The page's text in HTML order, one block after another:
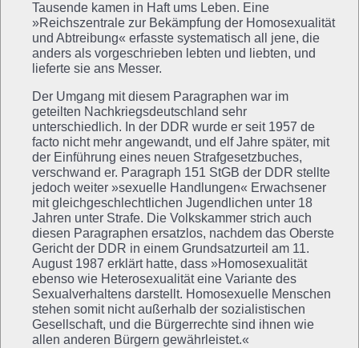
Tausende kamen in Haft ums Leben. Eine
»Reichszentrale zur Bekämpfung der Homosexualität
und Abtreibung« erfasste systematisch all jene, die
anders als vorgeschrieben lebten und liebten, und
lieferte sie ans Messer.
Der Umgang mit diesem Paragraphen war im
geteilten Nachkriegsdeutschland sehr
unterschiedlich. In der DDR wurde er seit 1957 de
facto nicht mehr angewandt, und elf Jahre später, mit
der Einführung eines neuen Strafgesetzbuches,
verschwand er. Paragraph 151 StGB der DDR stellte
jedoch weiter »sexuelle Handlungen« Erwachsener
mit gleichgeschlechtlichen Jugendlichen unter 18
Jahren unter Strafe. Die Volkskammer strich auch
diesen Paragraphen ersatzlos, nachdem das Oberste
Gericht der DDR in einem Grundsatzurteil am 11.
August 1987 erklärt hatte, dass »Homosexualität
ebenso wie Heterosexualität eine Variante des
Sexualverhaltens darstellt. Homosexuelle Menschen
stehen somit nicht außerhalb der sozialistischen
Gesellschaft, und die Bürgerrechte sind ihnen wie
allen anderen Bürgern gewährleistet.«